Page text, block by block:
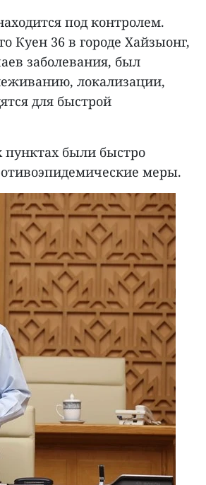
под контролем.
Куен 36 в городе Хайзыонг,
заболевания, был
локализации,
для быстрой
пунктах были быстро
меры.